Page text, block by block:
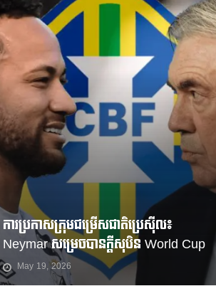
ការប្រកាសក្រុមជម្រើសជាតិប្រេស៊ីល៖
Neymar សម្រេចបានក្តីសុបិន World Cup
May 19, 2026